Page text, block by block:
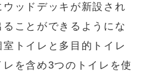
ッドデッキが新設され
ことができるようにな
トイレと多目的トイレ
を含め3つのトイレを使